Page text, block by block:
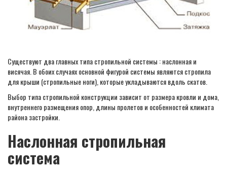
Существуют два главных типа стропильной системы : наслонная и
висячая. В обоих случаях основной фигурой системы являются стропила
для крыши (стропильные ноги), которые укладываются вдоль скатов.
Выбор типа стропильной конструкции зависит от размера кровли и дома,
внутреннего размещения опор, длины пролетов и особенностей климата
района застройки.
Наслонная стропильная
система